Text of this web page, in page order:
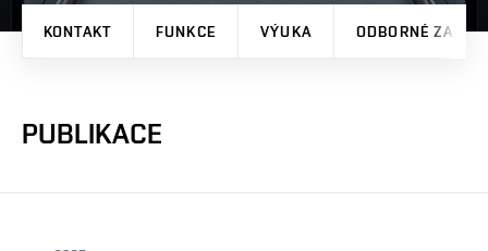
KONTAKT FUNKCE VÝUKA ODBORNÉ
PUBLIKACE